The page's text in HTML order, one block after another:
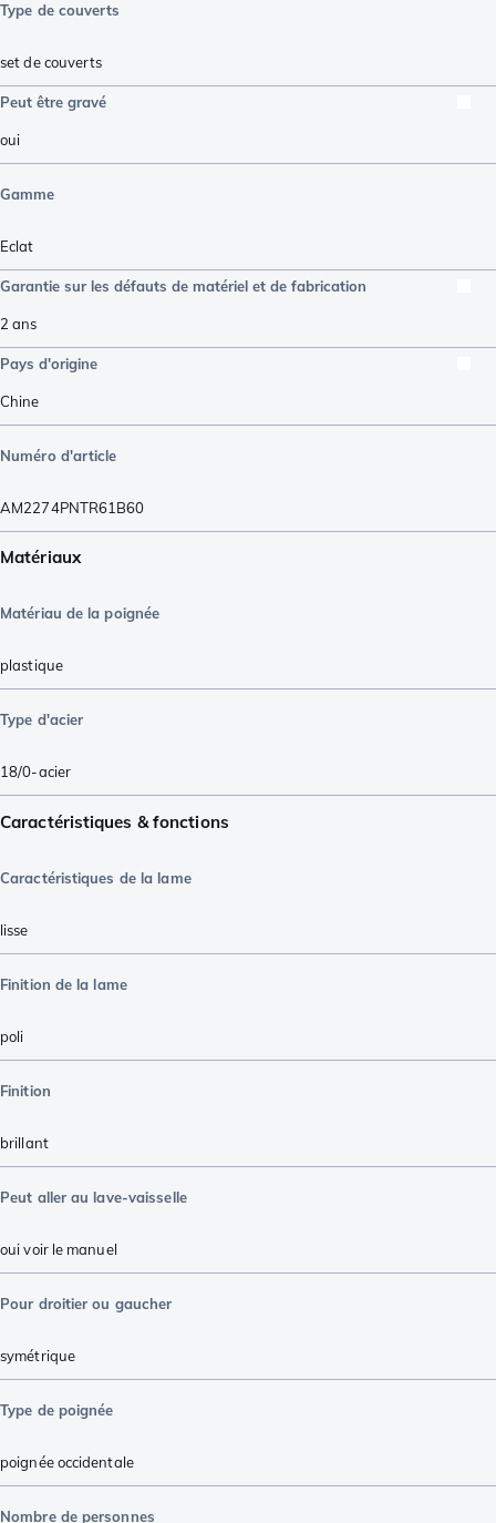
Type de couverts
set de couverts
Peut être gravé
oui
Gamme
Eclat
Garantie sur les défauts de matériel et de fabrication
2 ans
Pays d'origine
Chine
Numéro d'article
AM2274PNTR61B60
Matériaux
Matériau de la poignée
plastique
Type d'acier
18/0-acier
Caractéristiques & fonctions
Caractéristiques de la lame
lisse
Finition de la lame
poli
Finition
brillant
Peut aller au lave-vaisselle
oui voir le manuel
Pour droitier ou gaucher
symétrique
Type de poignée
poignée occidentale
Nombre de personnes